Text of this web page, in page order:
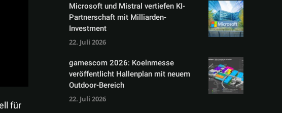
für
Microsoft und Mistral vertiefen KI-
Partnerschaft mit Milliarden-
Investment
22. Juli 2026
gamescom 2026: Koelnmesse
veröffentlicht Hallenplan mit neuem
Outdoor-Bereich
22. Juli 2026